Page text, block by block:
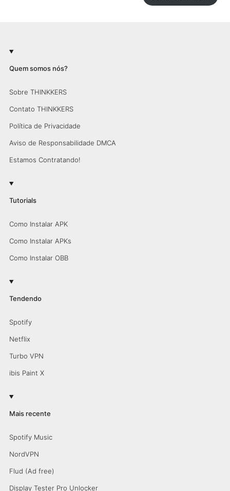
Quem somos nós?
Sobre THINKKERS
Contato THINKKERS
Política de Privacidade
Aviso de Responsabilidade DMCA
Estamos Contratando!
Tutorials
Como Instalar APK
Como Instalar APKs
Como Instalar OBB
Tendendo
Spotify
Netflix
Turbo VPN
ibis Paint X
Mais recente
Spotify Music
NordVPN
Flud (Ad free)
Display Tester Pro Unlocker